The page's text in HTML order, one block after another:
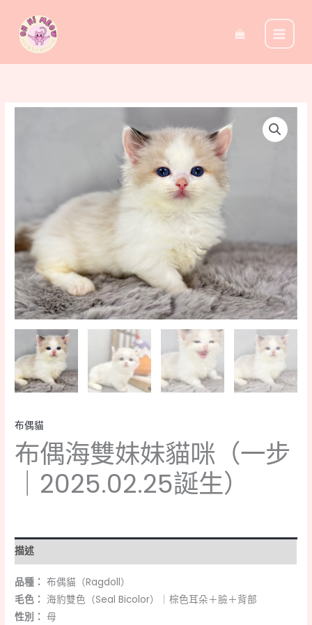
內
布偶貓
布偶海雙妹妹貓咪（一步
｜2025.02.25誕生）
描述
品種： 布偶貓（Ragdoll）
毛色： 海豹雙色（Seal Bicolor）｜棕色耳朵＋臉＋背部
性別： 母